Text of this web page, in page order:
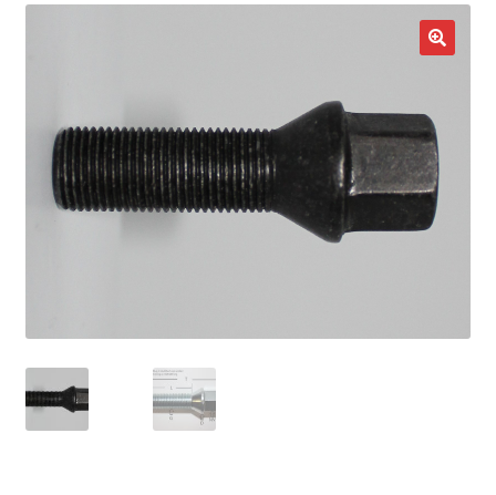
Fyndvaror.
Kontakt / Info
Hjälp/FAQ